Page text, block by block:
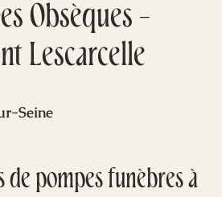
dernières volontés
Obsèques -
Lescarcelle
Seine
de pompes funèbres à